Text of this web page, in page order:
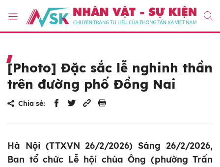
[Photo] Đặc sắc lễ nghinh thần
trên đường phố Đồng Nai
Chia sẻ:
Hà Nội (TTXVN 26/2/2026) Sáng 26/2/2026,
Ban tổ chức Lễ hội chùa Ông (phường Trấn